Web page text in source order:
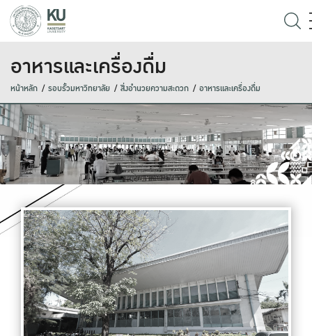
อาหารและเครื่องดื่ม
หน้าหลัก รอบรั้วมหาวิทยาลัย สิ่งอำนวยความสะดวก อาหารและเครื่องดื่ม